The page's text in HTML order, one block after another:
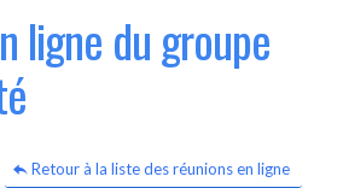
ligne du groupe
Retour à la liste des réunions en ligne